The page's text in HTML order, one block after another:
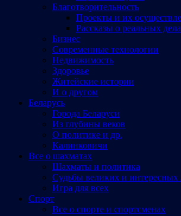
Благотворительность
Проекты и их
Рассказы о реальных
Бизнес
Современные технологии
Недвижимость
Здоровье
Житейские истории
И о другом
Беларусь
Города Беларуси
Из глубины веков
О политике и др.
Калинковичи
Все о шахматах
Шахматы и политика
Судьбы великих и интересных
Игра для всех
Спорт
Все о спорте и спортсменах